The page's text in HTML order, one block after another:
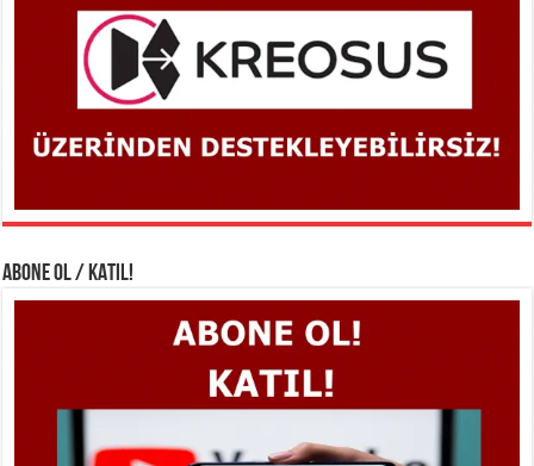
ABONE OL / KATIL!